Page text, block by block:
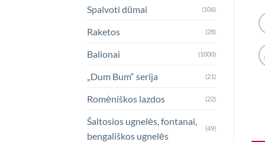
Spalvoti dūmai (106)
Raketos (28)
Balionai (1000)
„Dum Bum“ serija (21)
Romėniškos lazdos (22)
Šaltosios ugnelės, fontanai,
bengališkos ugnelės
(49)